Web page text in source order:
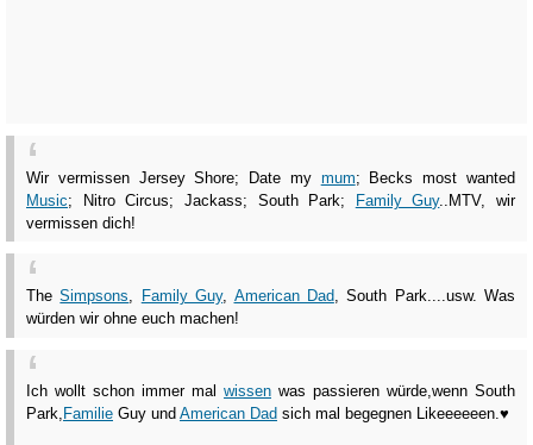
Wir vermissen Jersey Shore; Date my mum; Becks most wanted
Music; Nitro Circus; Jackass; South Park; Family Guy..MTV, wir
vermissen dich!
TheSimpsons, Family Guy, American Dad, South Park....usw. Was
würden wir ohne euch machen!
Ich wollt schon immer mal wissen was passieren würde,wenn South
Park, Familie Guy und American Dad sich mal begegnen Likeeeeeen.♥